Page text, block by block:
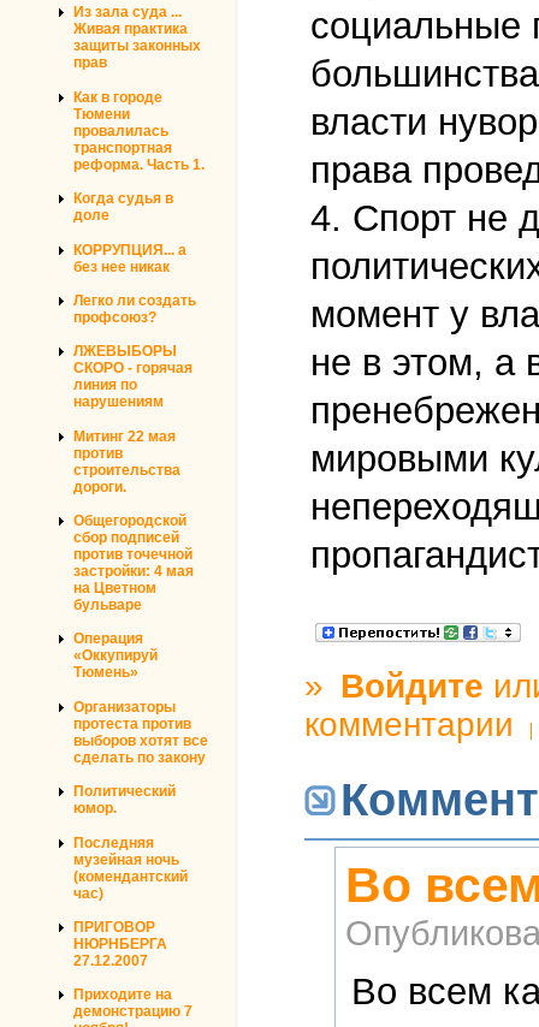
Из зала суда ...
Живая практика
защиты законных
прав
Как в городе
Тюмени
провалилась
транспортная
реформа. Часть 1.
Когда судья в
доле
КОРРУПЦИЯ... а
без нее никак
Легко ли создать
профсоюз?
ЛЖЕВЫБОРЫ
СКОРО - горячая
линия по
нарушениям
Митинг 22 мая
против
строительства
дороги.
Общегородской
сбор подписей
против точечной
застройки: 4 мая
на Цветном
бульваре
Операция
«Оккупируй
Тюмень»
Организаторы
протеста против
выборов хотят все
сделать по закону
Политический
юмор.
Последняя
музейная ночь
(комендантский
час)
ПРИГОВОР
НЮРНБЕРГА
27.12.2007
Приходите на
демонстрацию 7
социальные
власти
права
4. Спорт не
момент у
не в этом, а
мировыми
» Войдите
комментарии
Во
Во всем